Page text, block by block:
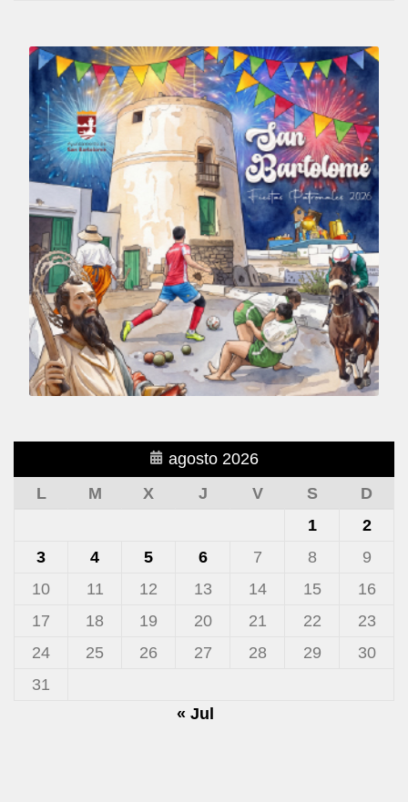
agosto 2026
L
M X J V S
D
1
2
3
4 5 6 7 8
9
10
11 12 13 14 15
16
17
18 19 20 21 22
23
24
25 26 27 28 29
30
31
« Jul